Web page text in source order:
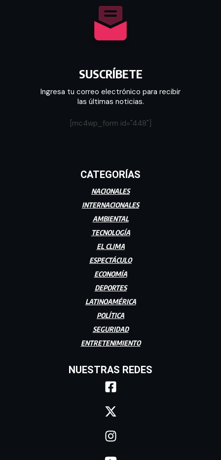
SUSCRÍBETE
Ingresa tu correo electrónico para recibir
las últimas noticias.
[mc4wp_form id="448"]
CATEGORÍAS
NACIONALES
INTERNACIONALES
AMBIENTAL
TECNOLOGÍA
EL CLIMA
ESPECTÁCULO
ECONOMÍA
DEPORTES
LATINOAMÉRICA
POLÍTICA
SEGURIDAD
ENTRETENIMIENTO
NUESTRAS REDES